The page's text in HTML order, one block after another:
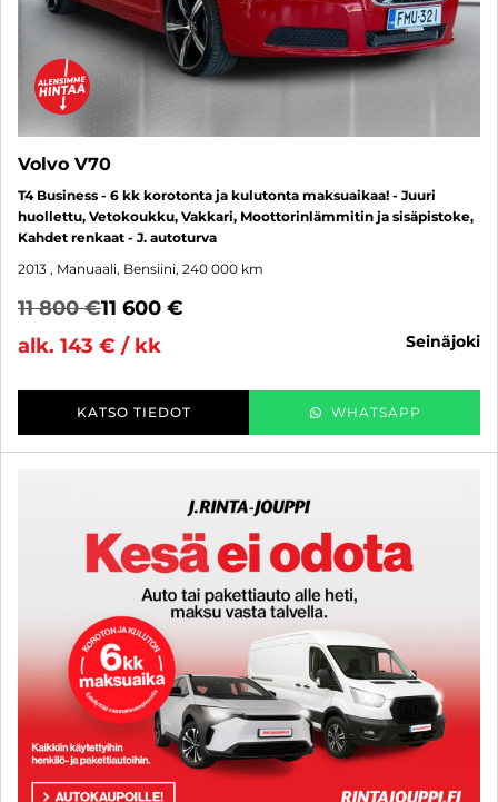
Volvo V70
T4 Business - 6 kk korotonta ja kulutonta maksuaikaa! - Juuri
huollettu, Vetokoukku, Vakkari, Moottorinlämmitin ja sisäpistoke,
Kahdet renkaat - J. autoturva
2013 , Manuaali, Bensiini, 240 000 km
11 800 €11 600 €
alk. 143 € / kk
seinäjoki
KATSO TIEDOT WHATSAPP